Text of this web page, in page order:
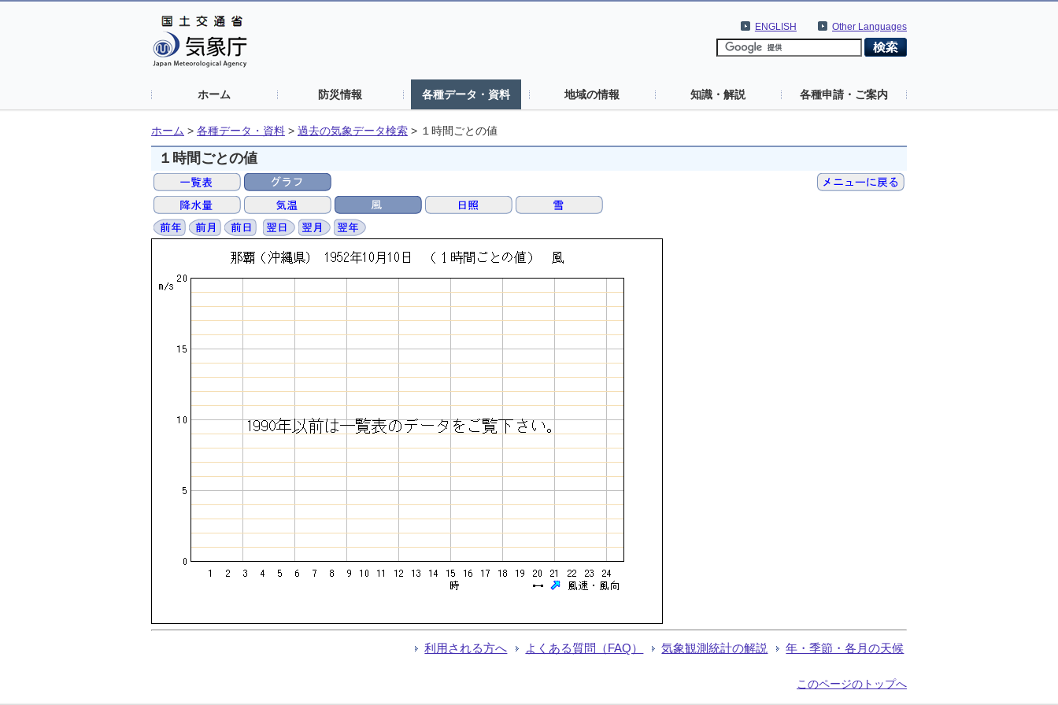
Other Languages
ENGLISH
ホーム 防災情報 各種データ・資料 地域の情報 知識・解説 各種申請・ご案内
ホーム > 各種データ・資料 > 過去の気象データ検索 > １時間ごとの値
１時間ごとの値
利用される方へ よくある質問（FAQ） 気象観測統計の解説 年・季節・各月の天候
このページのトップへ